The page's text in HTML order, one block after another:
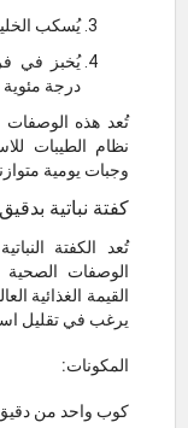
يُسكب
درجة مئوية لمدة 25
تُعد هذه
نظام الطيبات
وجبات يومية
كفتة نباتية
تُعد الكفتة
الوصفات الصحية
القيمة الغذائية
يرغب في تقليل
المكونات:
كوب واحد من دقيق